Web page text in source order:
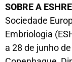
SOBRE A
Sociedade
Embriologia
a 28 de junho